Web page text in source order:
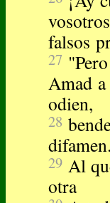
falsos
27
Amad
odien,
28
difamen.
29 Al
otra